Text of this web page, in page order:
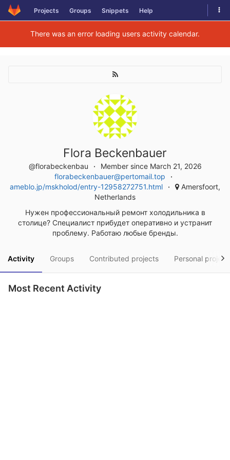
Skip
to
Projects Groups Snippets Help
There was an error loading users activity calendar.
Flora Beckenbauer
@florabeckenbau
Member since March 21, 2026
florabeckenbauer@pertomail.top
ameblo.jp/mskholod/entry-12958272751.html
Amersfoort,
Netherlands
Нужен профессиональный ремонт холодильника в
столице? Специалист прибудет оперативно и устранит
проблему. Работаю любые бренды.
Activity Groups Contributed projects Personal
Most Recent Activity